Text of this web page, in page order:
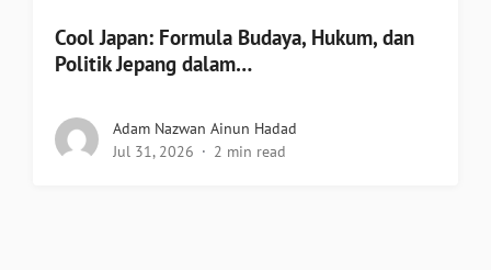
Cool Japan: Formula Budaya, Hukum, dan
Politik Jepang dalam…
Adam Nazwan Ainun Hadad
Jul 31, 2026
2 min read